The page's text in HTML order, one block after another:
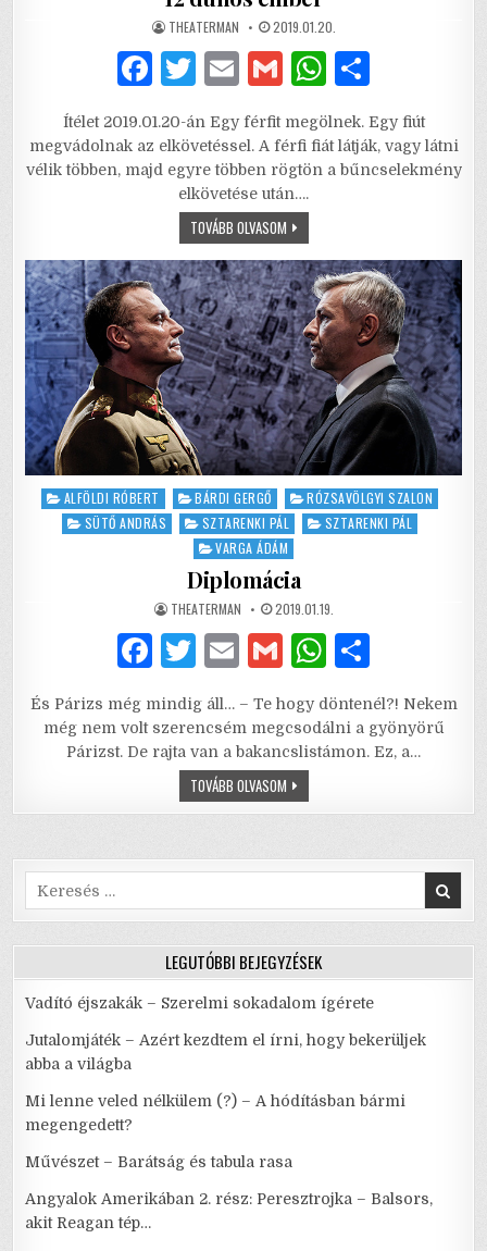
AUTHOR:
THEATERMAN PUBLISHED
DATE:
2019.01.20.
F
c
e
b
o
k
T
it
te
r
E
ai
l
G
ai
l
W
at
s
p
ar
e
Ítélet 2019.01.20-án Egy férfit megölnek. Egy fiút
megvádolnak az elkövetéssel. A férfi fiát látják, vagy látni
vélik többen, majd egyre többen rögtön a bűncselekmény
elkövetése után….
TOVÁBB OLVASOM12
DÜHÖS
Posted
ALFÖLDI RÓBERT BÁRDI GERGŐ
RÓZSAVÖLGYI SZALON
SÜTŐ ANDRÁS
SZTARENKI PÁL
SZTARENKI PÁL
VARGA ÁDÁM
Diplomácia
AUTHOR:
THEATERMAN PUBLISHED
DATE:
2019.01.19.
F
c
e
o
o
T
it
te
r
E
ai
l
G
ai
l
W
at
s
p
p
ar
e
És Párizs még mindig áll… – Te hogy döntenél?! Nekem
még nem volt szerencsém megcsodálni a gyönyörű
Párizst. De rajta van a bakancslistámon. Ez, a…
TOVÁBB OLVASOMDIPLOMÁCIA
Search
for:
LEGUTÓBBI BEJEGYZÉSEK
Vadító éjszakák – Szerelmi sokadalom ígérete
Jutalomjáték – Azért kezdtem el írni, hogy bekerüljek
abba a világba
Mi lenne veled nélkülem (?) – A hódításban bármi
megengedett?
Művészet – Barátság és tabula rasa
Angyalok Amerikában 2. rész: Peresztrojka – Balsors,
akit Reagan tép…